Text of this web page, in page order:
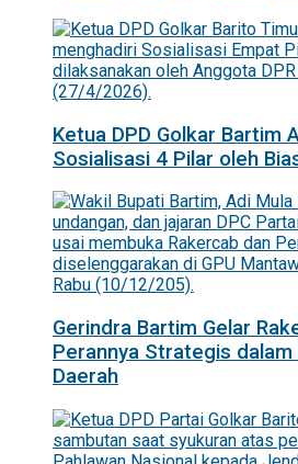
Ketua DPD Golkar Bartim
Sosialisasi 4 Pilar oleh
Gerindra Bartim Gelar
Perannya Strategis
Daerah